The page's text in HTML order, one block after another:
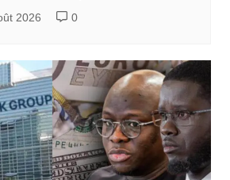
2026 0